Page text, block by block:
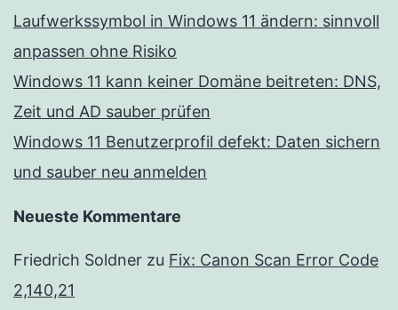
Laufwerkssymbol in Windows 11 ändern: sinnvoll
anpassen ohne Risiko
Windows 11 kann keiner Domäne beitreten: DNS,
Zeit und AD sauber prüfen
Windows 11 Benutzerprofil defekt: Daten sichern
und sauber neu anmelden
Neueste Kommentare
Friedrich Soldner zu Fix: Canon Scan Error Code
2,140,21